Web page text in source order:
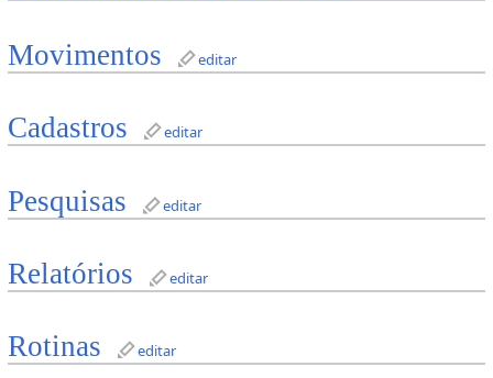
Movimentos editar
Cadastros editar
Pesquisas editar
Relatórios editar
Rotinas editar